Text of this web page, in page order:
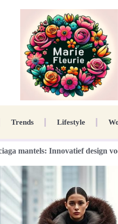
Trends Lifestyle
mantels: Innovatief design